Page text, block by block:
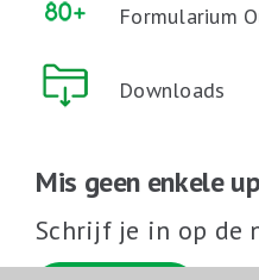
Formularium
Downloads
Mis geen enkele
Schrijf je in op de